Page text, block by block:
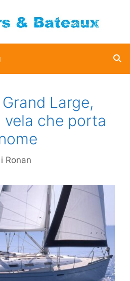
Large,
vela che porta
Ronan